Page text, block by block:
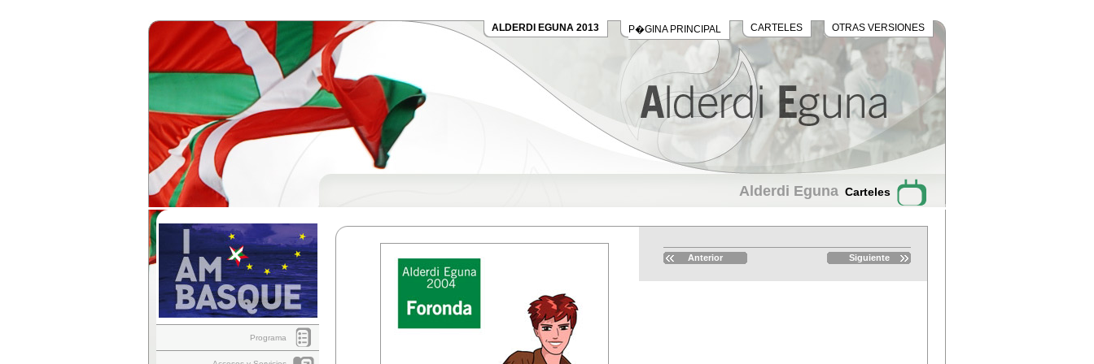
OTRAS VERSIONES
CARTELES
P�GINA PRINCIPAL
ALDERDI EGUNA 2013
Alderdi Eguna Carteles
Programa
Anterior Siguiente